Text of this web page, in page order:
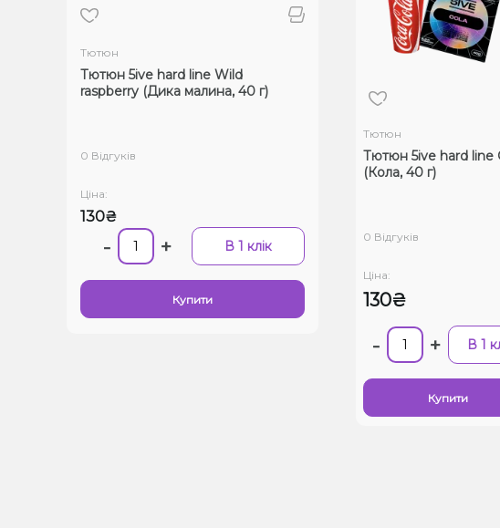
Тютюн
Тютюн 5ive hard line Wild
raspberry (Дика малина, 40 г)
0 Відгуків
Ціна:
130₴
- + В 1 клік
Купити
Тютюн
Тютюн 5ive hard line
(Кола, 40 г)
0 Відгуків
Ціна:
130₴
- + В 1
Купити